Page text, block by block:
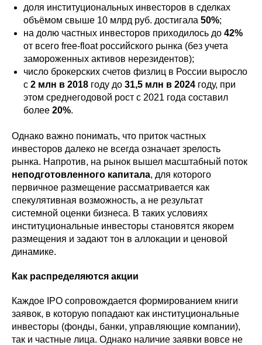
доля институциональных инвесторов в сделках
объёмом свыше 10 млрд руб. достигала 50%;
на долю частных инвесторов приходилось до 42%
от всего free-float российского рынка (без учета
замороженных активов нерезидентов);
число брокерских счетов физлиц в России выросло
с 2 млн в 2018 году до 31,5 млн в 2024 году, при
этом среднегодовой рост с 2021 года составил
более 20%.
Однако важно понимать, что приток частных
инвесторов далеко не всегда означает зрелость
рынка. Напротив, на рынок вышел масштабный поток
неподготовленного капитала, для которого
первичное размещение рассматривается как
спекулятивная возможность, а не результат
системной оценки бизнеса. В таких условиях
институциональные инвесторы становятся якорем
размещения и задают тон в аллокации и ценовой
динамике.
Как распределяются акции
Каждое IPO сопровождается формированием книги
заявок, в которую попадают как институциональные
инвесторы (фонды, банки, управляющие компании),
так и частные лица. Однако наличие заявки вовсе не